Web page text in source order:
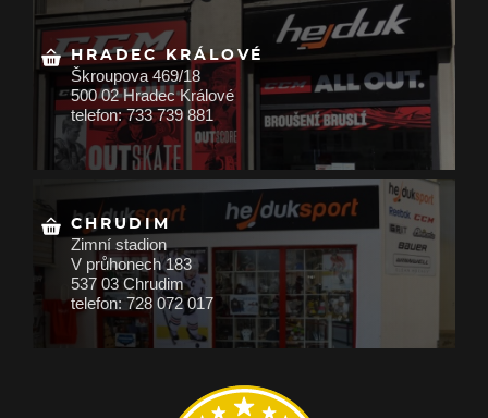
HRADEC KRÁLOVÉ
Škroupova 469/18
500 02 Hradec Králové
telefon: 733 739 881
CHRUDIM
Zimní stadion
V průhonech 183
537 03 Chrudim
telefon: 728 072 017